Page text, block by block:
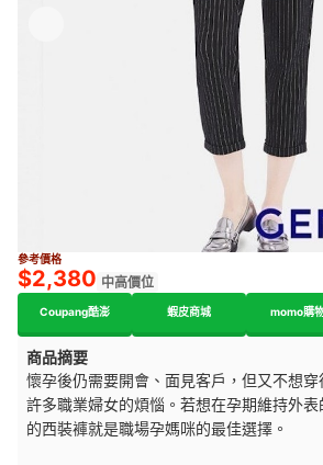
參考價格
$2,380 中高價位
Coupang酷澎 蝦皮商城 momo購
商品摘要
懷孕後仍需要開會、面見客戶，但又不想
許多職業婦女的煩惱。若想在孕期維持外
的西裝褲就是職場孕媽咪的最佳選擇。